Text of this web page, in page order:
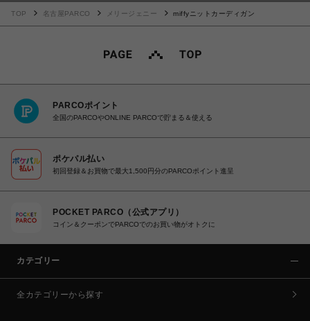
TOP 名古屋PARCO メリージェニー miffyニットカーディガン
PARCOポイント
全国のPARCOやONLINE PARCOで貯まる＆使える
ポケパル払い
初回登録＆お買物で最大1,500円分のPARCOポイント進呈
POCKET PARCO（公式アプリ）
コイン＆クーポンでPARCOでのお買い物がオトクに
カテゴリー
全カテゴリーから探す